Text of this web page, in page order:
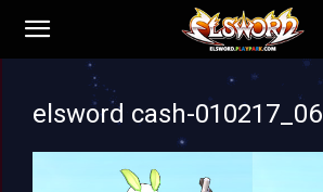
elsword cash-010217_06